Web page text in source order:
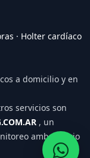
· Holter cardíaco
a domicilio y en
servicios son
, un
ambulatorio